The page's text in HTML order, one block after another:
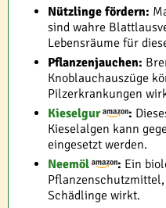
Nützlinge fördern:
sind wahre
Lebensräume für
Pflanzenjauchen:
Knoblauchauszüge
Pilzerkrankungen
Kieselgur
:
Kieselalgen kann
eingesetzt werden.
Neemöl
: Ein
Schädlinge wirkt.